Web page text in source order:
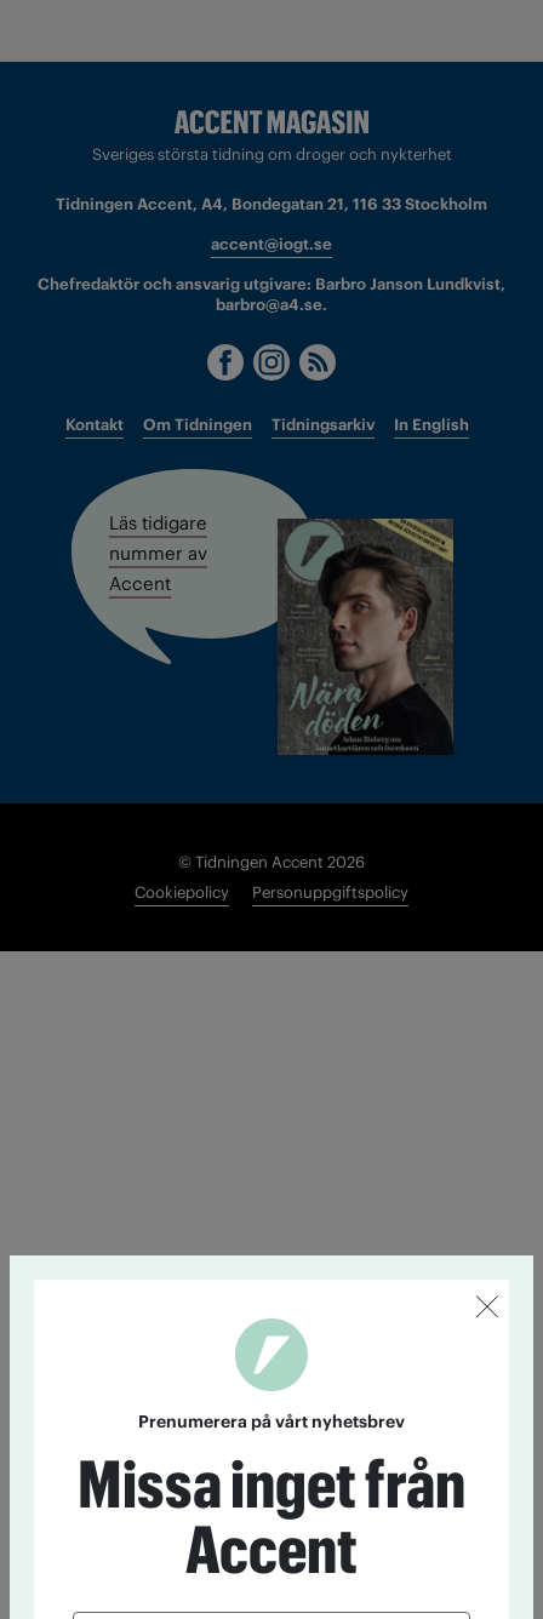
Sveriges största tidning om droger och nykterhet
Tidningen Accent, A4, Bondegatan 21, 116 33 Stockholm
accent@iogt.se
Chefredaktör och ansvarig utgivare: Barbro Janson Lundkvist,
barbro@a4.se.
Kontakt Om Tidningen Tidningsarkiv In English
Läs tidigare
nummer av
Accent
© Tidningen Accent 2026
Cookiepolicy
Personuppgiftspolicy
Prenumerera på vårt nyhetsbrev
Missa inget från
Accent